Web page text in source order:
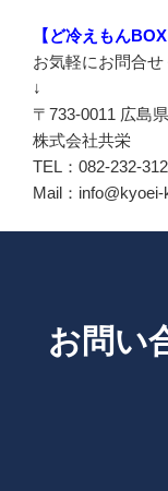
【ど冷えもん
お気軽にお問合せ
↓
〒733-0011 広島
株式会社共栄
TEL：082-232-
Mail：
お問い